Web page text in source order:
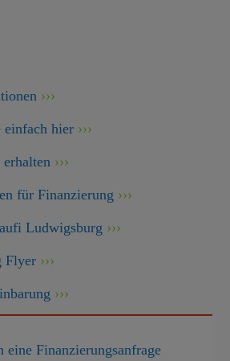
einfach hier
für Finanzierung
Ludwigsburg
Flyer
eine Finanzierungsanfrage